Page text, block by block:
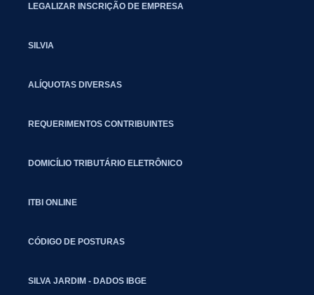
LEGALIZAR INSCRIÇÃO DE EMPRESA
SILVIA
ALÍQUOTAS DIVERSAS
REQUERIMENTOS CONTRIBUINTES
DOMICÍLIO TRIBUTÁRIO ELETRÔNICO
ITBI ONLINE
CÓDIGO DE POSTURAS
SILVA JARDIM - DADOS IBGE